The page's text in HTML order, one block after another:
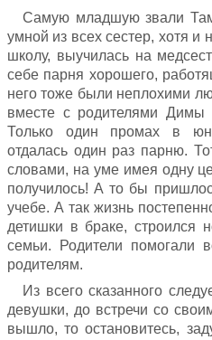
Самую младшую звали
умной из всех сестер, хотя и
школу, выучилась на
себе парня хорошего,
него тоже были неплохими
вместе с родителями
Только один промах в
отдалась один раз парню.
словами, на уме имея одну
получилось! А то бы
учебе. А так жизнь
детишки в браке, строился
семьи. Родители
родителям.
Из всего сказанного
девушки, до встречи со
вышло, то остановитесь,